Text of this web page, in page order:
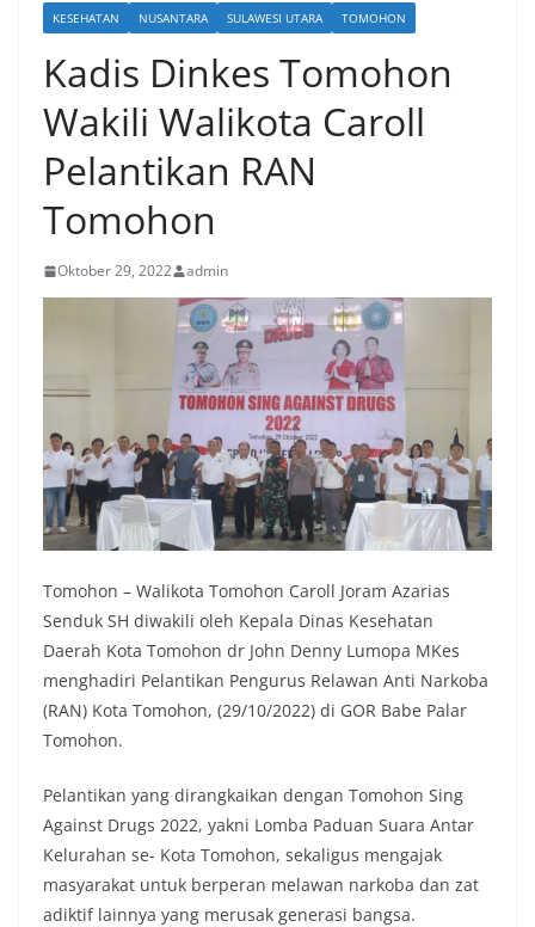
KESEHATAN NUSANTARA SULAWESI UTARA TOMOHON
Kadis Dinkes Tomohon
Wakili Walikota Caroll
Pelantikan RAN
Tomohon
Oktober 29, 2022 admin
Tomohon – Walikota Tomohon Caroll Joram Azarias
Senduk SH diwakili oleh Kepala Dinas Kesehatan
Daerah Kota Tomohon dr John Denny Lumopa MKes
menghadiri Pelantikan Pengurus Relawan Anti Narkoba
(RAN) Kota Tomohon, (29/10/2022) di GOR Babe Palar
Tomohon.
Pelantikan yang dirangkaikan dengan Tomohon Sing
Against Drugs 2022, yakni Lomba Paduan Suara Antar
Kelurahan se- Kota Tomohon, sekaligus mengajak
masyarakat untuk berperan melawan narkoba dan zat
adiktif lainnya yang merusak generasi bangsa.